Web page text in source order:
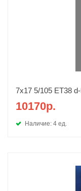
7x17 5/105 ET38
10170р.
Наличие: 4 ед.